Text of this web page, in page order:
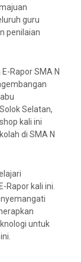
guru
penilaian
Rapor SMA N
Selatan,
kali ini
di SMA N
kali ini.
untuk